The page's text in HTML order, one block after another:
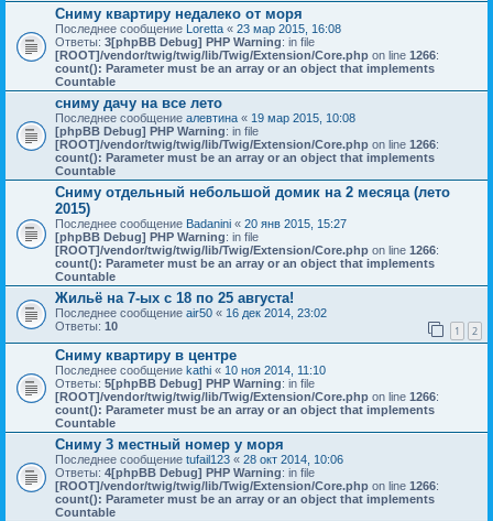
Сниму квартиру недалеко от моря
Последнее сообщение Loretta « 23 мар 2015, 16:08
Ответы: 3[phpBB Debug] PHP Warning: in file
[ROOT]/vendor/twig/twig/lib/Twig/Extension/Core.php on line 1266:
count(): Parameter must be an array or an object that implements
Countable
сниму дачу на все лето
Последнее сообщение алевтина « 19 мар 2015, 10:08
[phpBB Debug] PHP Warning: in file
[ROOT]/vendor/twig/twig/lib/Twig/Extension/Core.php on line 1266:
count(): Parameter must be an array or an object that implements
Countable
Сниму отдельный небольшой домик на 2 месяца (лето
2015)
Последнее сообщение Badanini « 20 янв 2015, 15:27
[phpBB Debug] PHP Warning: in file
[ROOT]/vendor/twig/twig/lib/Twig/Extension/Core.php on line 1266:
count(): Parameter must be an array or an object that implements
Countable
Жильё на 7-ых с 18 по 25 августа!
Последнее сообщение air50 « 16 дек 2014, 23:02
Ответы: 10 1 2
Сниму квартиру в центре
Последнее сообщение kathi « 10 ноя 2014, 11:10
Ответы: 5[phpBB Debug] PHP Warning: in file
[ROOT]/vendor/twig/twig/lib/Twig/Extension/Core.php on line 1266:
count(): Parameter must be an array or an object that implements
Countable
Сниму 3 местный номер у моря
Последнее сообщение tufail123 « 28 окт 2014, 10:06
Ответы: 4[phpBB Debug] PHP Warning: in file
[ROOT]/vendor/twig/twig/lib/Twig/Extension/Core.php on line 1266:
count(): Parameter must be an array or an object that implements
Countable